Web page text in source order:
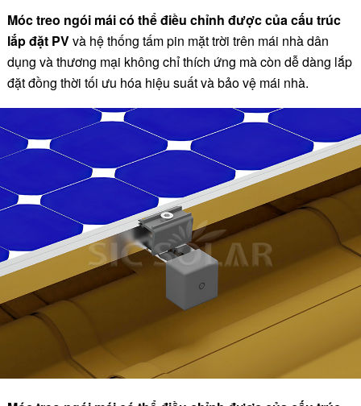
Móc treo ngói mái có thể điều chỉnh được của cấu trúc
lắp đặt PVvà hệ thống tấm pin mặt trời trên mái nhà dân
dụng và thương mại không chỉ thích ứng mà còn dễ dàng lắp
đặt đồng thời tối ưu hóa hiệu suất và bảo vệ mái nhà.